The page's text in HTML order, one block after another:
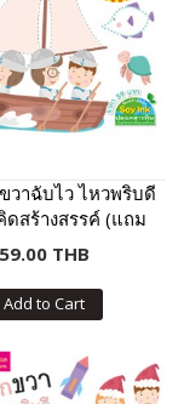
วาฉับไว ไหวพริบดี
ดสร้างสรรค์ (แถม
ฟรี! สติกเกอร์)
59.00 THB
Add to Cart